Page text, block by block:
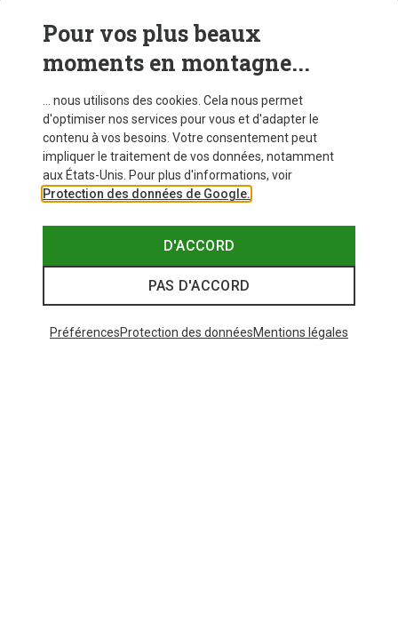
Pour vos plus beaux
moments en montagne...
... nous utilisons des cookies. Cela nous permet
d'optimiser nos services pour vous et d'adapter le
contenu à vos besoins. Votre consentement peut
impliquer le traitement de vos données, notamment
aux États-Unis. Pour plus d'informations, voir
Protection des données de Google.
D'ACCORD
PAS D'ACCORD
PréférencesProtection des donnéesMentions légales